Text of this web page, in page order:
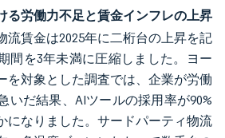
る労働力不足と賃金インフレの上昇
流賃金は2025年に二桁台の上昇を記
間を3年未満に圧縮しました。ヨー
を対象とした調査では、企業が労働
いだ結果、AIツールの採用率が90%
になりました。サードパーティ物流